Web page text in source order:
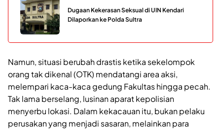
Dugaan Kekerasan Seksual di UIN Kendari
Dilaporkan ke Polda Sultra
Namun, situasi berubah drastis ketika sekelompok
orang tak dikenal (OTK) mendatangi area aksi,
melempari kaca-kaca gedung Fakultas hingga pecah.
Tak lama berselang, lusinan aparat kepolisian
menyerbu lokasi. Dalam kekacauan itu, bukan pelaku
perusakan yang menjadi sasaran, melainkan para